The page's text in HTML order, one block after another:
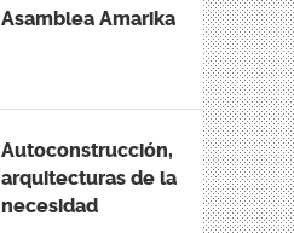
Asamblea Amarika
Autoconstrucción,
arquitecturas de la
necesidad